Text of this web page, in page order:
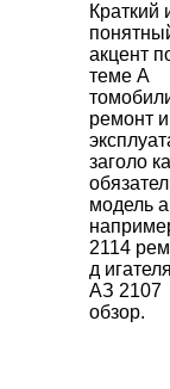
Краткий
акцент
теме А
ремонт и
заголо
модель
2114
д
АЗ 2107
обзор.